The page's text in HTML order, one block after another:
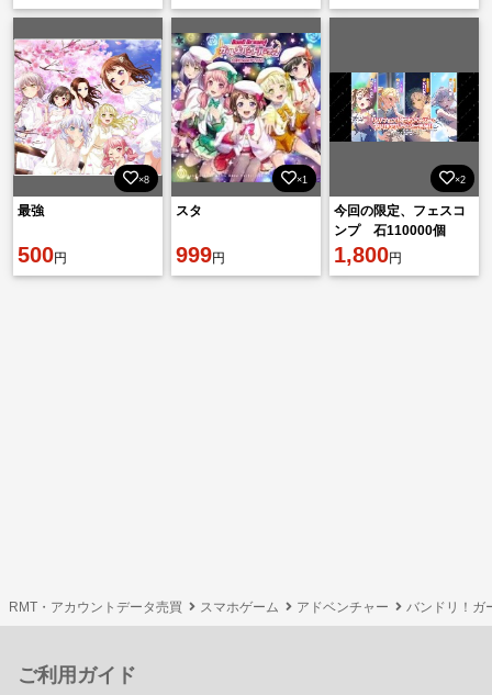
6800+LP回復大量所持
×8
最強
500円
×1
スタ
999円
×2
今回の限定、フェスコ
ンプ 石110000個
1,800円
RMT・アカウントデータ売買 スマホゲーム アドベンチャー バンドリ！ガ
ご利用ガイド